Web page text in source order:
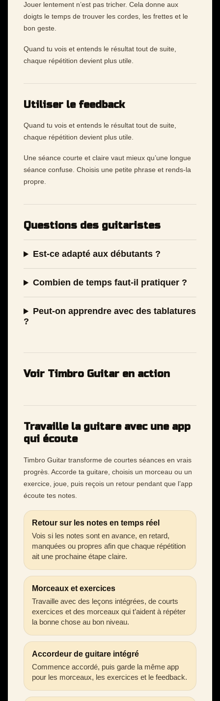
Jouer lentement n’est pas tricher. Cela donne aux
doigts le temps de trouver les cordes, les frettes et le
bon geste.
Quand tu vois et entends le résultat tout de suite,
chaque répétition devient plus utile.
Utiliser le feedback
Quand tu vois et entends le résultat tout de suite,
chaque répétition devient plus utile.
Une séance courte et claire vaut mieux qu’une longue
séance confuse. Choisis une petite phrase et rends-la
propre.
Questions des guitaristes
Est-ce adapté aux débutants ?
Combien de temps faut-il pratiquer ?
Peut-on apprendre avec des tablatures
?
Voir Timbro Guitar en action
Travaille la guitare avec une app
qui écoute
Timbro Guitar transforme de courtes séances en vrais
progrès. Accorde ta guitare, choisis un morceau ou un
exercice, joue, puis reçois un retour pendant que l’app
écoute tes notes.
Retour sur les notes en temps réel
Vois si les notes sont en avance, en retard,
manquées ou propres afin que chaque répétition
ait une prochaine étape claire.
Morceaux et exercices
Travaille avec des leçons intégrées, de courts
exercices et des morceaux qui t’aident à répéter
la bonne chose au bon niveau.
Accordeur de guitare intégré
Commence accordé, puis garde la même app
pour les morceaux, les exercices et le feedback.